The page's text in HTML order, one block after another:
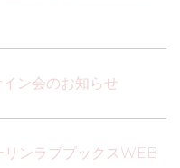
ン会のお知らせ
リンラブブックスWEB